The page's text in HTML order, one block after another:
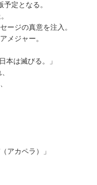
定となる。
ージの真意を注入。
メジャー。
本は滅びる。」
アカペラ）」